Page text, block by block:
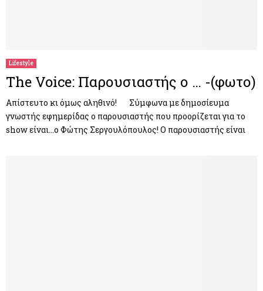
Lifestyle
The Voice: Παρουσιαστής ο … -(φωτο)
Απίστευτο κι όμως αληθινό! Σύμφωνα με δημοσίευμα
γνωστής εφημερίδας ο παρουσιαστής που προορίζεται για το
show είναι…ο Φώτης Σεργουλόπουλος! Ο παρουσιαστής είναι